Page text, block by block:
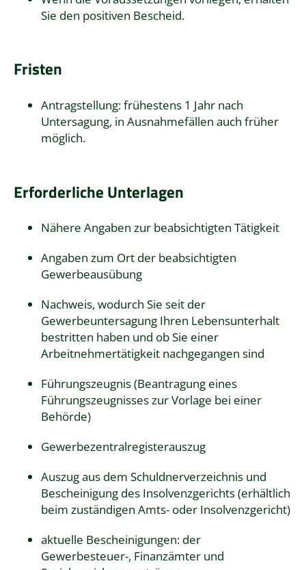
Sie den positiven Bescheid.
Fristen
Antragstellung: frühestens 1 Jahr nach
Untersagung, in Ausnahmefällen auch früher
möglich.
Erforderliche Unterlagen
Nähere Angaben zur beabsichtigten Tätigkeit
Angaben zum Ort der beabsichtigten
Gewerbeausübung
Nachweis, wodurch Sie seit der
Gewerbeuntersagung Ihren Lebensunterhalt
bestritten haben und ob Sie einer
Arbeitnehmertätigkeit nachgegangen sind
Führungszeugnis (Beantragung eines
Führungszeugnisses zur Vorlage bei einer
Behörde)
Gewerbezentralregisterauszug
Auszug aus dem Schuldnerverzeichnis und
Bescheinigung des Insolvenzgerichts (erhältlich
beim zuständigen Amts- oder Insolvenzgericht)
aktuelle Bescheinigungen: der
Gewerbesteuer-, Finanzämter und